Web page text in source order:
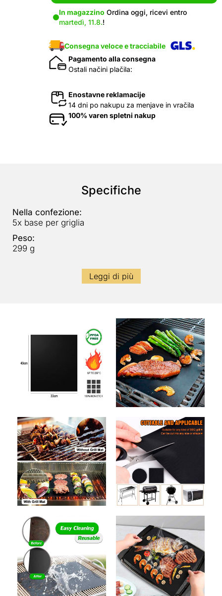
In magazzino Ordina oggi, ricevi entro
martedì, 11.8.!
Consegna veloce e tracciabile
Pagamento alla consegna
Ostali načini plačila:
Enostavne reklamacije
14 dni po nakupu za menjave in vračila
100% varen spletni nakup
Specifiche
Nella confezione:
5x base per griglia
Peso:
299 g
Leggi di più